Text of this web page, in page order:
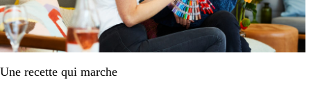
Une recette qui marche